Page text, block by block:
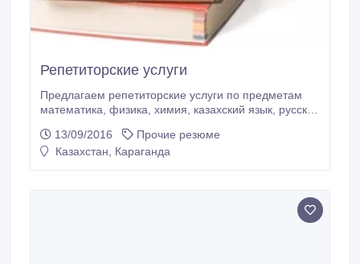
Репетиторские услуги
Предлагаем репетиторские услуги по предметам
математика, физика, химия, казахский язык, русский
русским, казахским языком обучения. Работа над
пробелами, помощь в выполнении домашних
13/09/2016
Прочие резюме
Казахстан, Караганда